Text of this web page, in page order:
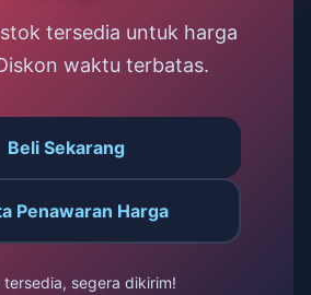
tersedia untuk harga
waktu terbatas.
Beli Sekarang
Penawaran Harga
segera dikirim!